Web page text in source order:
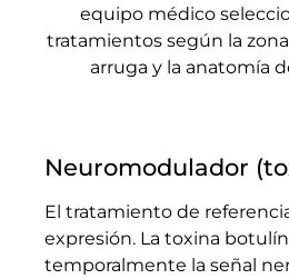
equipo médico
tratamientos según la
arruga y la anatomía
Neuromodulador
El tratamiento de
expresión. La toxina
temporalmente la señal